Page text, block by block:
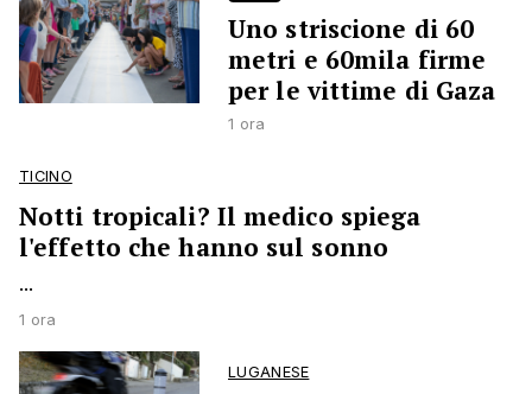
Uno striscione di 60
metri e 60mila firme
per le vittime di Gaza
1 ora
TICINO
Notti tropicali? Il medico spiega
l'effetto che hanno sul sonno
...
1 ora
LUGANESE